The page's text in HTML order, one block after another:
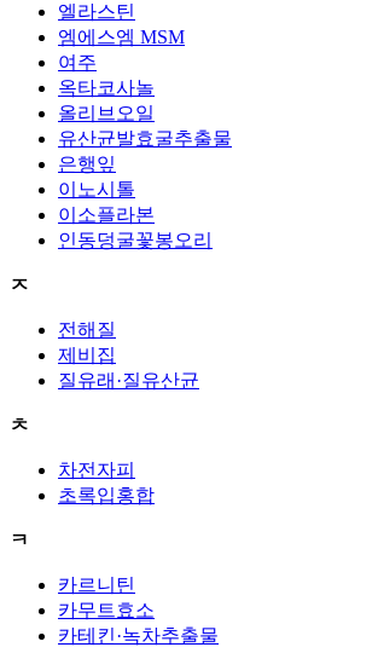
엘라스틴
엠에스엠 MSM
여주
옥타코사놀
올리브오일
유산균발효굴추출물
은행잎
이노시톨
이소플라본
인동덩굴꽃봉오리
ㅈ
전해질
제비집
질유래·질유산균
ㅊ
차전자피
초록입홍합
ㅋ
카르니틴
카무트효소
카테킨·녹차추출물